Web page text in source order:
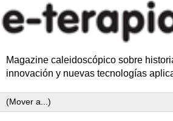
Magazine caleidoscópico sobre
innovación y nuevas tecnologías